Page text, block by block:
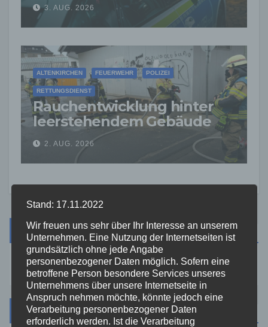
3. AUG. 2026
ALTENKIRCHEN FEUERWEHR POLIZEI
RETTUNGSDIENST
Rauchentwicklung hinter
leerstehendem Gebäude
sorgt für Feuerwehreinsatz
2. AUG. 2026
Suche
Kategorien
Stand: 17.11.2022
Wir freuen uns sehr über Ihr Interesse an unserem
Unternehmen. Eine Nutzung der Internetseiten ist
grundsätzlich ohne jede Angabe
personenbezogener Daten möglich. Sofern eine
betroffene Person besondere Services unseres
Unternehmens über unsere Internetseite in
Anspruch nehmen möchte, könnte jedoch eine
Verarbeitung personenbezogener Daten
erforderlich werden. Ist die Verarbeitung